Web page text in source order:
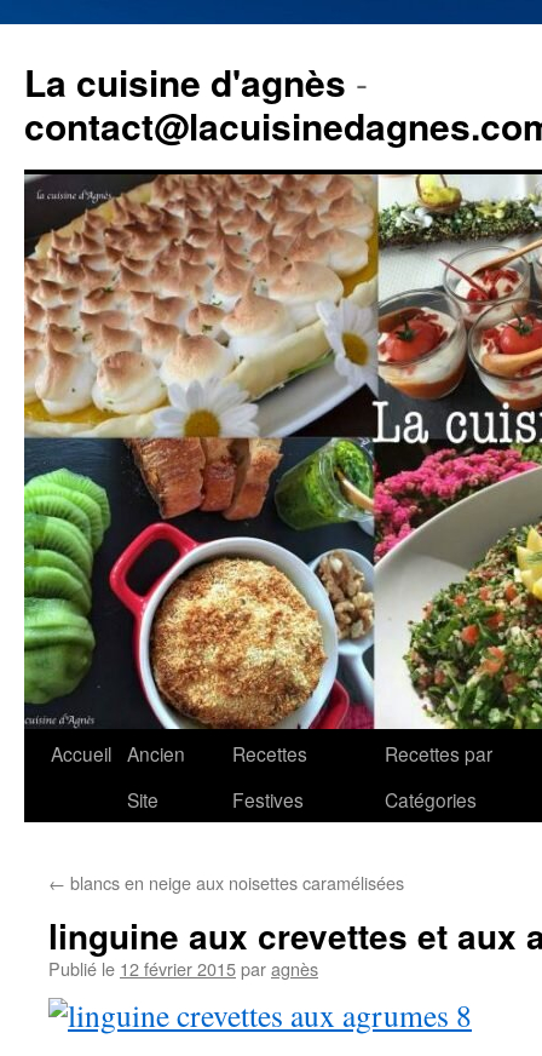
La cuisine d'agnès -
Aller
Accueil Ancien
Site
Recettes
Festives
Recettes par
Catégories
← blancs en neige aux noisettes caramélisées
linguine aux crevettes et aux
Publié le 12 février 2015paragnès